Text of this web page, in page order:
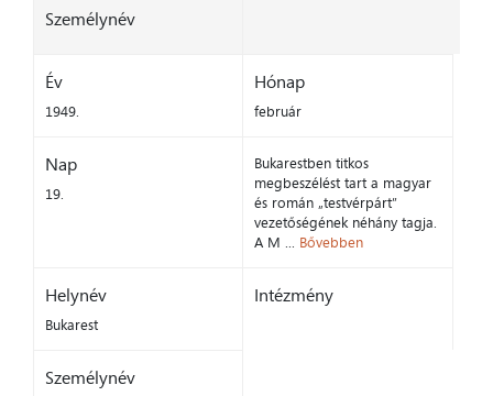
Személynév
Év
1949.
Hónap
február
Nap
19.
Bukarestben titkos
megbeszélést tart a magyar
és román „testvérpárt”
vezetőségének néhány tagja.
A M ... Bővebben
Helynév
Bukarest
Intézmény
Személynév